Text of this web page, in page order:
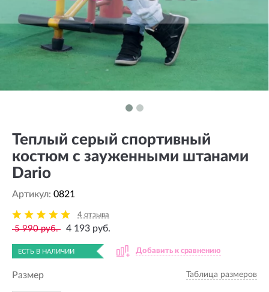
Теплый серый спортивный
костюм с зауженными штанами
Dario
Артикул: 0821
4 отзыва
5 990 руб. 4 193 руб.
ЕСТЬ В НАЛИЧИИ Добавить к сравнению
Размер Таблица размеров